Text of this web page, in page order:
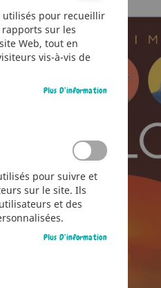
utilisés pour recueillir
sur les
Web, tout en
vis-à-vis de
Plus D’information
pour suivre et
sur le site. Ils
et des
Plus D’information